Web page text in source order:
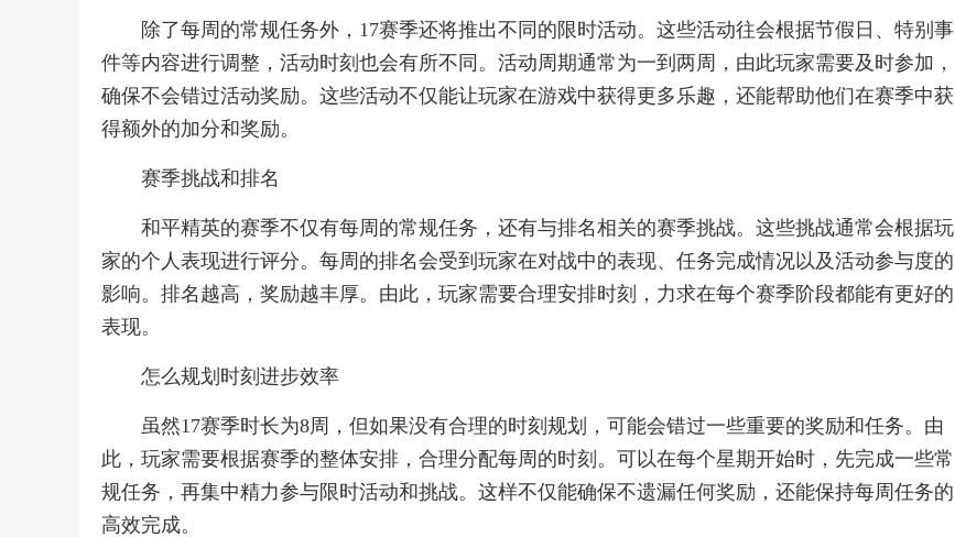
除了每周的常规任务外，17赛季还将推出不同的限时活动。这些活动往会根据节假日、特别事
件等内容进行调整，活动时刻也会有所不同。活动周期通常为一到两周，由此玩家需要及时参加，
确保不会错过活动奖励。这些活动不仅能让玩家在游戏中获得更多乐趣，还能帮助他们在赛季中获
得额外的加分和奖励。
赛季挑战和排名
和平精英的赛季不仅有每周的常规任务，还有与排名相关的赛季挑战。这些挑战通常会根据玩
家的个人表现进行评分。每周的排名会受到玩家在对战中的表现、任务完成情况以及活动参与度的
影响。排名越高，奖励越丰厚。由此，玩家需要合理安排时刻，力求在每个赛季阶段都能有更好的
表现。
怎么规划时刻进步效率
虽然17赛季时长为8周，但如果没有合理的时刻规划，可能会错过一些重要的奖励和任务。由
此，玩家需要根据赛季的整体安排，合理分配每周的时刻。可以在每个星期开始时，先完成一些常
规任务，再集中精力参与限时活动和挑战。这样不仅能确保不遗漏任何奖励，还能保持每周任务的
高效完成。